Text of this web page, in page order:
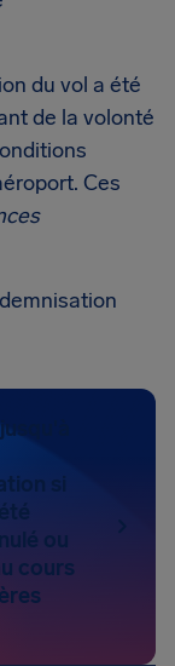
du vol a été
de la volonté
Ces
si
ou
cours